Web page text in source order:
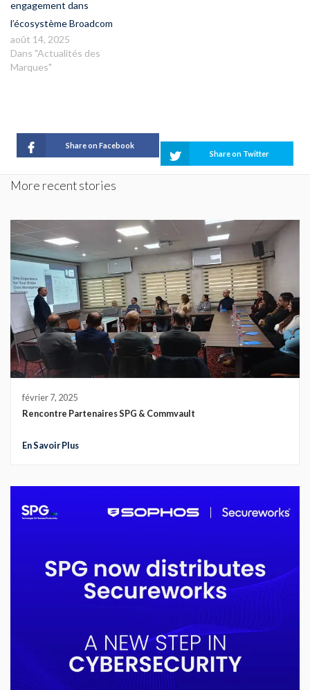
engagement dans
l’écosystème Broadcom
août 14, 2025
Dans "Actualités des
Marques"
Share on Facebook
Share on Twitter
More recent stories
février 7, 2025
Rencontre Partenaires SPG & Commvault
En Savoir Plus